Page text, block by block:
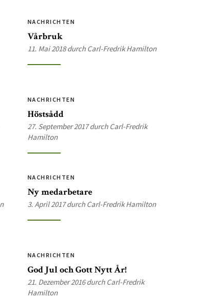
NACHRICHTEN
Vårbruk
11. Mai 2018 durch Carl-Fredrik Hamilton
NACHRICHTEN
Höstsådd
27. September 2017 durch Carl-Fredrik
Hamilton
NACHRICHTEN
Ny medarbetare
3. April 2017 durch Carl-Fredrik Hamilton
NACHRICHTEN
God Jul och Gott Nytt År!
21. Dezember 2016 durch Carl-Fredrik
Hamilton